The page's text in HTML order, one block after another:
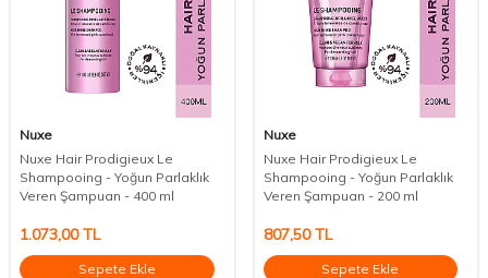
Nuxe
Nuxe Hair Prodigieux Le
Shampooing - Yoğun Parlaklık
Veren Şampuan - 400 ml
1.073,00TL
Sepete Ekle
Nuxe
Nuxe Hair Prodigieux Le
Shampooing - Yoğun Parlaklık
Veren Şampuan - 200 ml
807,50TL
Sepete Ekle